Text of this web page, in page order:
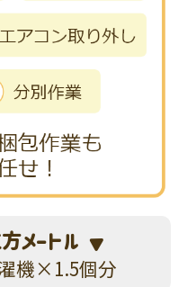
ートル
機×1.5個分